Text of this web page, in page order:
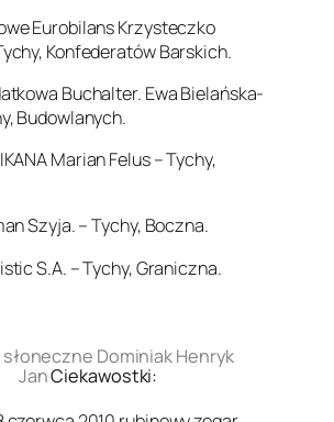
Eurobilans Krzysteczko
Konfederatów Barskich.
Buchalter. Ewa Bielańska-
Budowlanych.
Marian Felus – Tychy,
Szyja. – Tychy, Boczna.
S.A. – Tychy, Graniczna.
Dominiak Henryk
JanCiekawostki: